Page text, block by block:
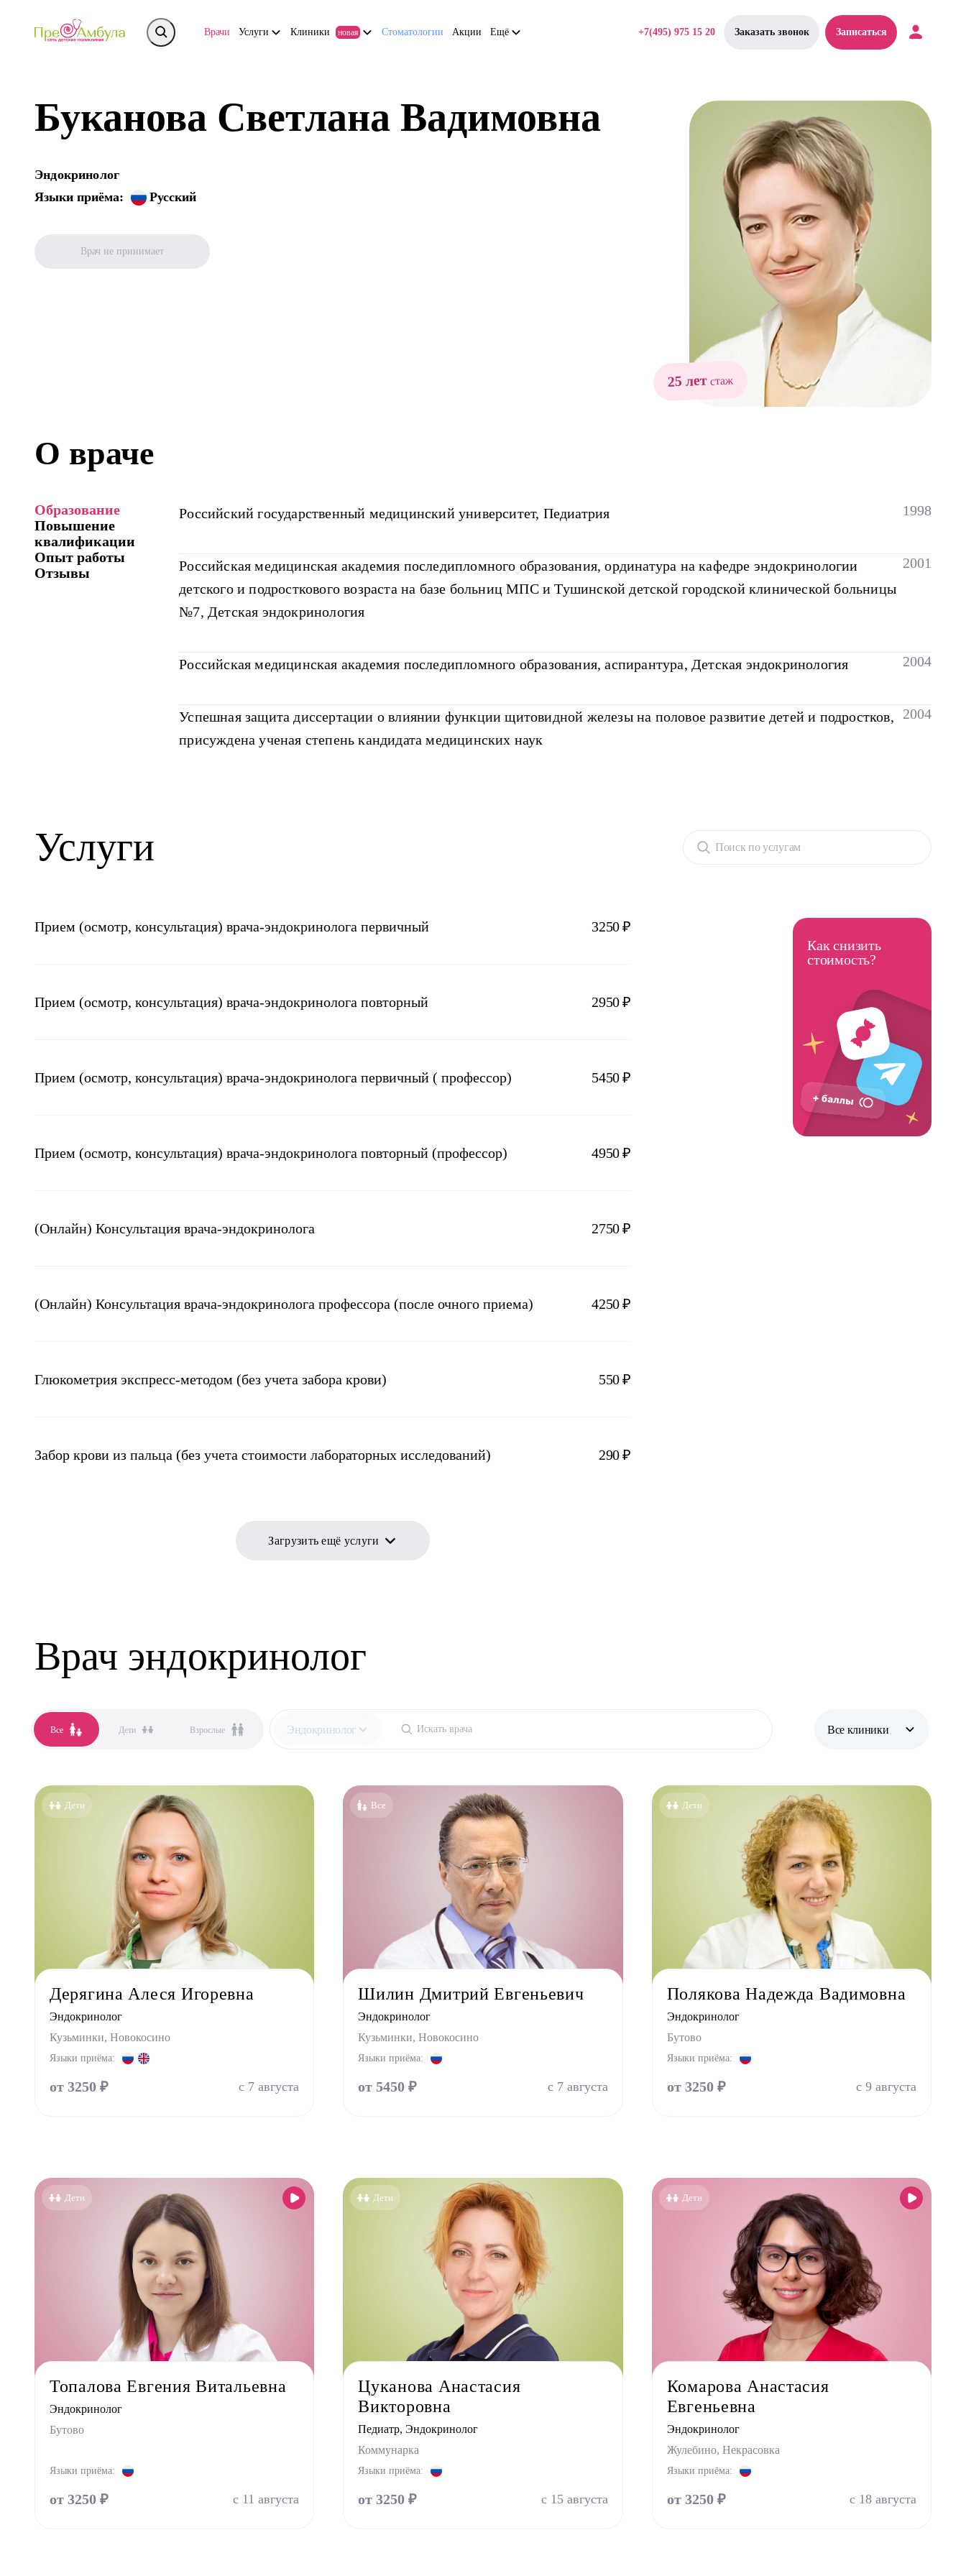
Врачи Услуги Клиники новая Стоматологии Акции Ещё +7(495) 975 15 20 Заказать звонок Записаться
Буканова Светлана Вадимовна
Эндокринолог
Языки приёма:
Русский
Врач не принимает
25 летстаж
О враче
Образование
Повышение
квалификации
Опыт работы
Отзывы
Российский государственный медицинский университет, Педиатрия 1998
Российская медицинская академия последипломного образования, ординатура на кафедре эндокринологии
детского и подросткового возраста на базе больниц МПС и Тушинской детской городской клинической больницы
№7, Детская эндокринология
2001
Российская медицинская академия последипломного образования, аспирантура, Детская эндокринология 2004
Успешная защита диссертации о влиянии функции щитовидной железы на половое развитие детей и подростков,
присуждена ученая степень кандидата медицинских наук
2004
Услуги Поиск по услугам
Прием (осмотр, консультация) врача-эндокринолога первичный 3250 ₽
Прием (осмотр, консультация) врача-эндокринолога повторный 2950 ₽
Прием (осмотр, консультация) врача-эндокринолога первичный ( профессор) 5450 ₽
Прием (осмотр, консультация) врача-эндокринолога повторный (профессор) 4950 ₽
(Онлайн) Консультация врача-эндокринолога 2750 ₽
(Онлайн) Консультация врача-эндокринолога профессора (после очного приема) 4250 ₽
Глюкометрия экспресс-методом (без учета забора крови) 550 ₽
Забор крови из пальца (без учета стоимости лабораторных исследований) 290 ₽
Загрузить ещё услуги
Как снизить
стоимость?
Врач эндокринолог
Все Дети Взрослые Эндокринолог
Аллерголог-иммунолог
Мануальный терапевт
Оториноларинголог (лор)
Пульмонолог
Физиотерапевт
Все клиники
Бутово парк
Жулебино
Коммунарка
Кузьминки
Новокосино
Дети
Дерягина Алеся Игоревна
Эндокринолог
Кузьминки, Новокосино
Языки приёма:
от 3250 ₽ с 7 августа
Все
Шилин Дмитрий Евгеньевич
Эндокринолог
Кузьминки, Новокосино
Языки приёма:
от 5450 ₽ с 7 августа
Дети
Полякова Надежда Вадимовна
Эндокринолог
Бутово
Языки приёма:
от 3250 ₽ с 9 августа
Дети
Топалова Евгения Витальевна
Эндокринолог
Бутово
Языки приёма:
от 3250 ₽ с 11 августа
Дети
Цуканова Анастасия
Викторовна
Педиатр, Эндокринолог
Коммунарка
Языки приёма:
от 3250 ₽ с 15 августа
Дети
Комарова Анастасия
Евгеньевна
Эндокринолог
Жулебино, Некрасовка
Языки приёма:
от 3250 ₽ с 18 августа